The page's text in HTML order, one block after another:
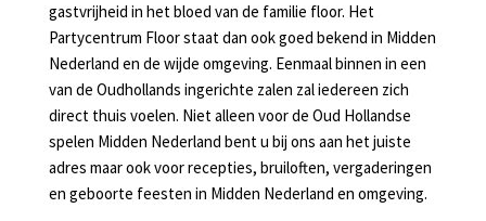
gastvrijheid in het bloed van de familie floor. Het
Partycentrum Floor staat dan ook goed bekend in Midden
Nederland en de wijde omgeving. Eenmaal binnen in een
van de Oudhollands ingerichte zalen zal iedereen zich
direct thuis voelen. Niet alleen voor de Oud Hollandse
spelen Midden Nederland bent u bij ons aan het juiste
adres maar ook voor recepties, bruiloften, vergaderingen
en geboorte feesten in Midden Nederland en omgeving.